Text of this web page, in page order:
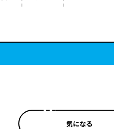
気になる